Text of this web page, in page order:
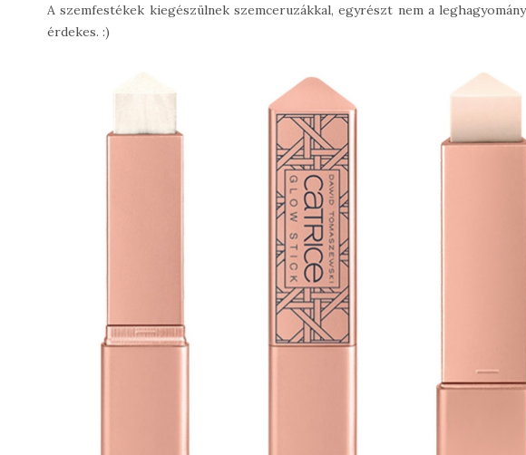
A szemfestékek kiegészülnek szemceruzákkal, egyrészt nem a
érdekes. :)